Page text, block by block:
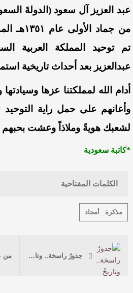
عبد العزيز آل سعود (الدولةَ
تم توحيد المملكة العربية
عبدالعزيز بعد أحداث تاريخية
أدام الله لمملكتنا عزها وسيادتها
وأعانهم على حمل راية
لشعبك هويةً وملاذاً وعشت
*كاتبة سعودية
الكلمات المفتاحية
مذكرة_ أمجاد
جذورٌ راسخة.. وتاريخُ يتحدث